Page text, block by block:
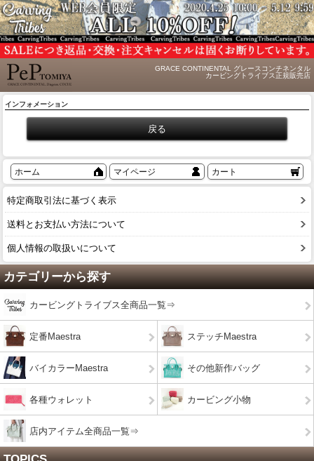
GRACE CONTINENTAL グレースコンチネンタル
カービングトライブス正規販売店
インフォメーション
ホーム マイページ カート
特定商取引法に基づく表示
送料とお支払い方法について
個人情報の取扱いについて
カテゴリーから探す
カービングトライブス全商品一覧⇒
定番Maestra ステッチMaestra
バイカラーMaestra その他新作バッグ
各種ウォレット カービング小物
店内アイテム全商品一覧⇒